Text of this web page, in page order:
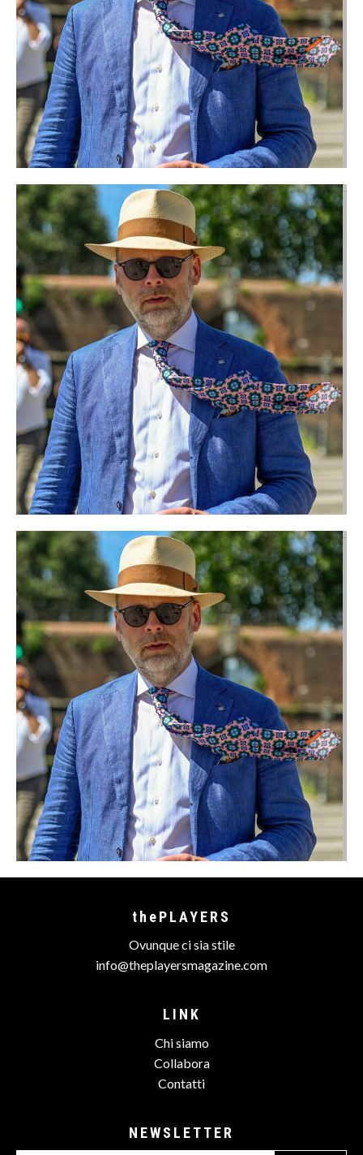
thePLAYERS
Ovunque ci sia stile
info@theplayersmagazine.com
LINK
Chi siamo
Collabora
Contatti
NEWSLETTER